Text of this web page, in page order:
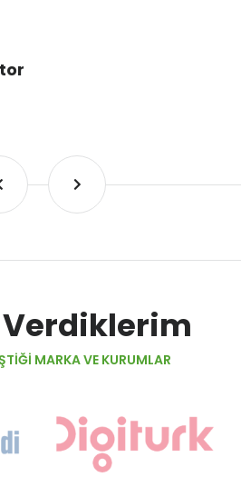
MARKA VE KURUMLAR